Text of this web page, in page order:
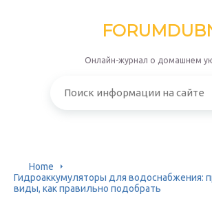
Онлайн-журнал о домашнем
Home
Гидроаккумуляторы для водоснабжения:
виды, как правильно подобрать